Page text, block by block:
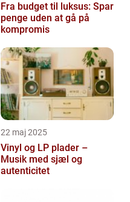
Fra budget til luksus: Spar
penge uden at gå på
kompromis
22 maj 2025
Vinyl og LP plader –
Musik med sjæl og
autenticitet